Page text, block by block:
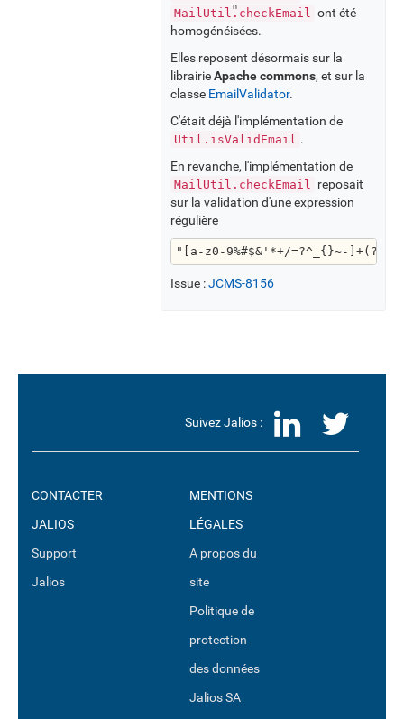
MailUtil.checkEmail
ont été
homogénéisées.
Elles reposent désormais sur la
librairieApache commons, et sur la
classe EmailValidator.
C'était déjà l'implémentation de
Util.isValidEmail .
En revanche, l'implémentation de
MailUtil.checkEmail
reposait
sur la validation d'une expression
régulière
"[a-z0-9%#$&'*+/=?^_{}~-
Issue :JCMS-8156
Suivez Jalios :
CONTACTER
JALIOS
Support
Jalios
MENTIONS
LÉGALES
A propos du
site
Politique de
protection
des données
Jalios SA